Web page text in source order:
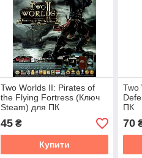
Two Worlds II: Pirates of
the Flying Fortress (Ключ
Steam) для ПК
45₴
Купити
Two
ПК
70